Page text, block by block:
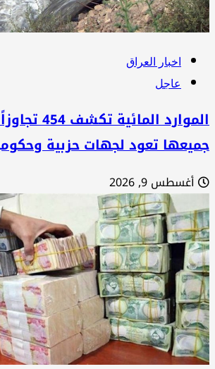
اخبار العراق
عاجل
الموارد المائية
تعود لجهات حزبية
أغسطس 9, 2026